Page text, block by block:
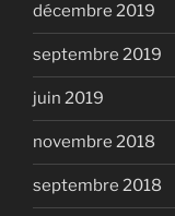
décembre 2019
septembre 2019
juin 2019
novembre 2018
septembre 2018